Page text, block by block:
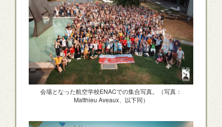
会場となった航空学校ENACでの集合写真。（写真：
Matthieu Aveaux、以下同）